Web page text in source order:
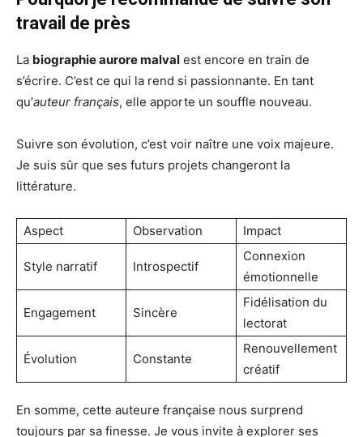
travail de près
La biographie aurore malval est encore en train de
s’écrire. C’est ce qui la rend si passionnante. En tant
qu’auteur français, elle apporte un souffle nouveau.
Suivre son évolution, c’est voir naître une voix majeure.
Je suis sûr que ses futurs projets changeront la
littérature.
Aspect Observation Impact
Style narratif Introspectif
Connexion
émotionnelle
Engagement Sincère
Fidélisation du
lectorat
Évolution Constante
Renouvellement
créatif
En somme, cette auteure française nous surprend
toujours par sa finesse. Je vous invite à explorer ses